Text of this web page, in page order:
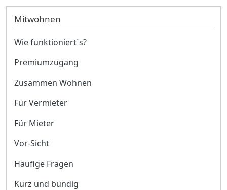
Mitwohnen
Wie funktioniert´s?
Premiumzugang
Zusammen Wohnen
Für Vermieter
Für Mieter
Vor-Sicht
Häufige Fragen
Kurz und bündig